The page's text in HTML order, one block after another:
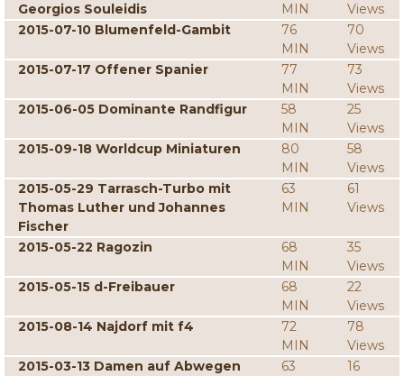
Georgios Souleidis
MIN
Views
2015-07-10 Blumenfeld-Gambit
76
MIN
70
Views
2015-07-17 Offener Spanier
77
MIN
73
Views
2015-06-05 Dominante Randfigur
58
MIN
25
Views
2015-09-18 Worldcup Miniaturen
80
MIN
58
Views
2015-05-29 Tarrasch-Turbo mit
Thomas Luther und Johannes
Fischer
63
MIN
61
Views
2015-05-22 Ragozin
68
MIN
35
Views
2015-05-15 d-Freibauer
68
MIN
22
Views
2015-08-14 Najdorf mit f4
72
MIN
78
Views
2015-03-13 Damen auf Abwegen
63
16